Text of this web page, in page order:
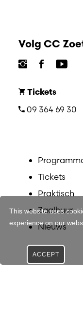
This website uses
experience on our
ACCEPT
Volg CC
Tickets
09 364 69 30
Tickets
Praktisch
Zaalhuur
Nieuws